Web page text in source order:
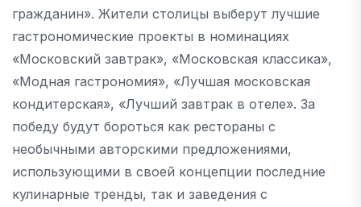
гражданин». Жители столицы выберут лучшие
гастрономические проекты в номинациях
«Московский завтрак», «Московская классика»,
«Модная гастрономия», «Лучшая московская
кондитерская», «Лучший завтрак в отеле». За
победу будут бороться как рестораны с
необычными авторскими предложениями,
использующими в своей концепции последние
кулинарные тренды, так и заведения с